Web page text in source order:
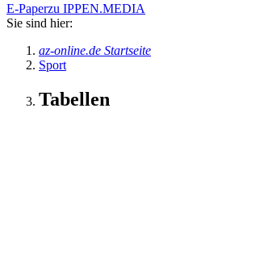
E-Paperzu IPPEN.MEDIA
Sie sind hier:
az-online.de Startseite
Sport
Tabellen